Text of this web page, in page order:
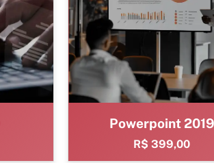
Powerpoint 2019
R$ 399,00